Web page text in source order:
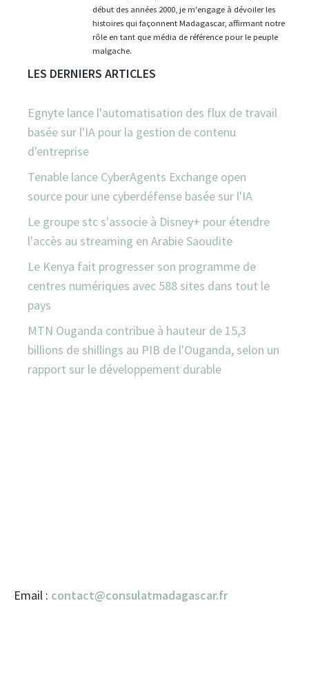
début des années 2000, je m'engage à dévoiler les
histoires qui façonnent Madagascar, affirmant notre
rôle en tant que média de référence pour le peuple
malgache.
LES DERNIERS ARTICLES
Egnyte lance l'automatisation des flux de travail
basée sur l'IA pour la gestion de contenu
d'entreprise
Tenable lance CyberAgents Exchange open
source pour une cyberdéfense basée sur l'IA
Le groupe stc s'associe à Disney+ pour étendre
l'accès au streaming en Arabie Saoudite
Le Kenya fait progresser son programme de
centres numériques avec 588 sites dans tout le
pays
MTN Ouganda contribue à hauteur de 15,3
billions de shillings au PIB de l'Ouganda, selon un
rapport sur le développement durable
Email : contact@consulatmadagascar.fr